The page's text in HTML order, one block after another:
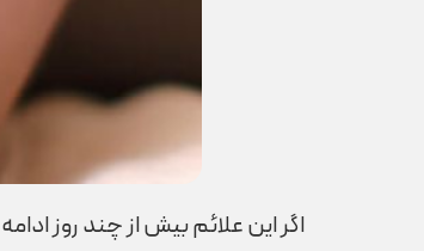
اگر این علائم بیش از چند روز